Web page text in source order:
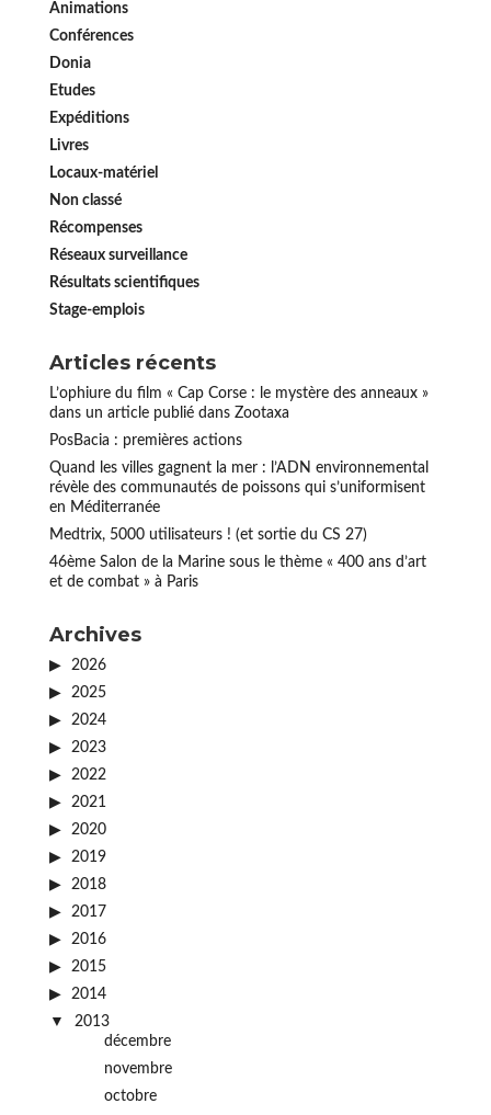
Animations
Conférences
Donia
Etudes
Expéditions
Livres
Locaux-matériel
Non classé
Récompenses
Réseaux surveillance
Résultats scientifiques
Stage-emplois
Articles récents
L’ophiure du film « Cap Corse : le mystère des anneaux »
dans un article publié dans Zootaxa
PosBacia : premières actions
Quand les villes gagnent la mer : l’ADN environnemental
révèle des communautés de poissons qui s’uniformisent
en Méditerranée
Medtrix, 5000 utilisateurs ! (et sortie du CS 27)
46ème Salon de la Marine sous le thème « 400 ans d’art
et de combat » à Paris
Archives
2026
2025
2024
2023
2022
2021
2020
2019
2018
2017
2016
2015
2014
2013
décembre
novembre
octobre